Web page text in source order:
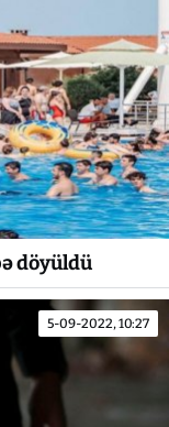
döyüldü
5-09-2022, 10:27